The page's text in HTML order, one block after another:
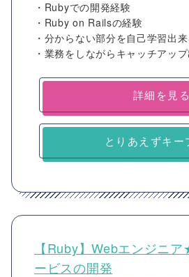
・Rubyでの開発経験
・Ruby on Railsの経験
・分からない部分を自己学習出
・業務をしながらキャッチアッ
詳細を見る
とりあえずキー
【Ruby】Webエンジニ
ービスの開発